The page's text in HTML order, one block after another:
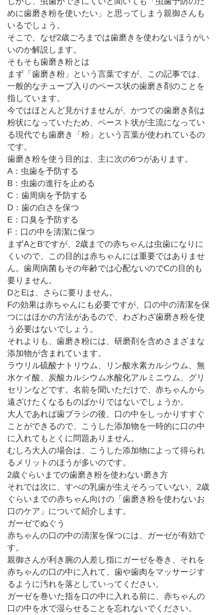
めに歯磨き粉を使いたい」と思ってしまう親御さんも
いるでしょう。
そこで、なぜ2歳ごろまでは歯磨きを使わないほうがい
いのか解説します。
そもそも歯磨き粉とは
まず「歯磨き粉」という言葉ですが、この記事では、
一般的なチューブ入りのペース状の歯磨き剤のことを
指しています。
今ではほとんど見かけませんが、かつての歯磨き剤は
粉状になっていたため、ペースト状が主流になってい
る現代でも歯磨き「粉」という言葉が使われているの
です。
歯磨き粉を使う目的は、主に次の6つがあります。
A：虫歯を予防する
B：虫歯の進行を止める
C：歯周病を予防する
D：歯の白さを保つ
E：口臭を予防する
F：口の中を清潔に保つ
まずAとBですが、2歳までの赤ちゃんは虫歯になりに
くいので、この目的は赤ちゃんには重要ではありませ
ん。歯周病菌もその年齢では心配ないのでCの目的も
要りません。
DとEは、さらに要りません。
Fの効果は赤ちゃんにも必要ですが、口の中の清潔を保
つにはほかの方法があるので、わざわざ歯磨き粉を使
う必要はないでしょう。
それよりも、歯磨き粉には、研磨剤を含めさまざまな
添加物が含まれています。
ラウリル硫酸ナトリウム、リン酸水素カルシウム、無
水ケイ酸、炭酸カルシウム水酸化アルミニウム、グリ
セリンなどです。名前を聞いただけで、赤ちゃんから
遠ざけたくなるものばかりではないでしょうか。
大人であれば歯ブラシの後、口の中をしっかりすすぐ
ことができるので、こうした添加物を一時的に口の中
に入れてもとくに問題ありません。
むしろ大人の場合は、こうした添加物によって得られ
るメリットのほうが多いのです。
2歳ぐらいまでの歯磨き粉を使わない磨き方
それでは次に、すべの乳歯が生えそろっていない、2歳
ぐらいまでの赤ちゃん向けの「歯磨き粉を使わないお
口のケア」について紹介します。
ガーゼでぬぐう
赤ちゃんの口の中の清潔を保つには、ガーゼが有効で
す。
親御さんが利き腕の人差し指にガーゼを巻き、それを
赤ちゃんの口の中に入れて、歯や歯肉をマッサージす
るように汚れを落としていってください。
ガーゼを巻いた指を口の中に入れる前に、赤ちゃんの
口の中を水で湿らせることを忘れないでください。